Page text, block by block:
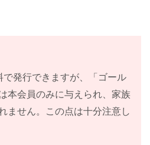
発行できますが、「ゴール
本会員のみに与えられ、家族
ません。この点は十分注意し